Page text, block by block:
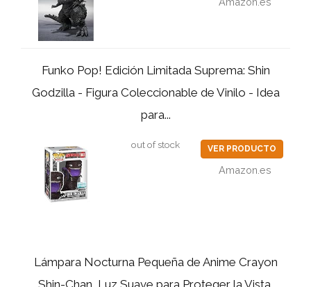
Funko Pop! Edición Limitada Suprema: Shin
Godzilla - Figura Coleccionable de Vinilo - Idea
para...
out of stock VER PRODUCTO
Amazon.es
Lámpara Nocturna Pequeña de Anime Crayon
Shin-Chan, Luz Suave para Proteger la Vista,